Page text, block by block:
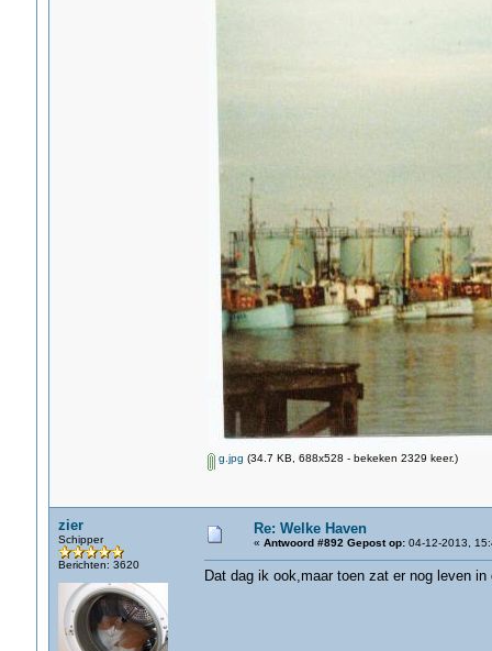
g.jpg (34.7 KB, 688x528 - bekeken 2329 keer.)
zier
Schipper
Berichten: 3620
Re: Welke Haven
« Antwoord #892 Gepost op:04-12-2013,
Dat dag ik ook,maar toen zat er nog leven in